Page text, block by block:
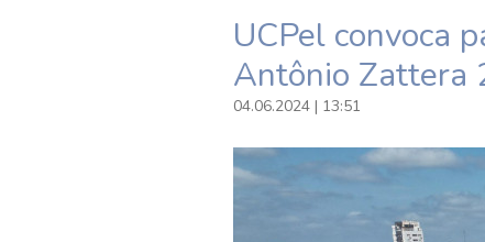
UCPel convoca
Antônio Zattera
04.06.2024 | 13:51